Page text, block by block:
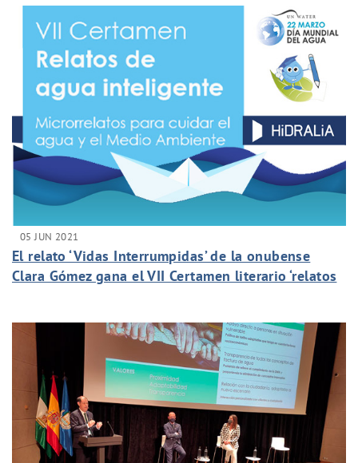
05 JUN 2021
El relato ‘Vidas Interrumpidas’ de la onubense
Clara Gómez gana el VII Certamen literario ‘relatos